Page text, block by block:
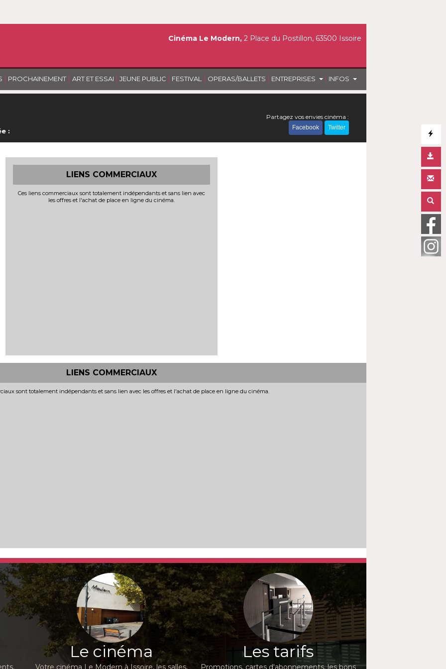
| PROCHAINEMENT | ART ET ESSAI | JEUNE PUBLIC | FESTIVAL | OPERAS/BALLETS | ENTREPRISES | INFOS
Cinéma Le Modern, 2 Place du Postillon, 63500 Issoire
:
Partagez vos envies cinéma :
Facebook Twitter
LIENS COMMERCIAUX
Ces liens commerciaux sont totalement indépendants et sans lien avec
les offres et l'achat de place en ligne du cinéma.
LIENS COMMERCIAUX
sont totalement indépendants et sans lien avec les offres et l'achat de place en ligne du cinéma.
Le cinéma
Votre cinéma Le Modern à Issoire, les salles,
Les tarifs
Promotions, cartes d'abonnements, les bons